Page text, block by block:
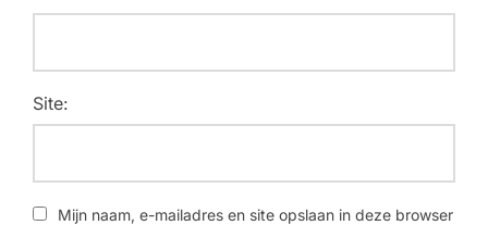
Site:
Mijn naam, e-mailadres en site opslaan in deze browser